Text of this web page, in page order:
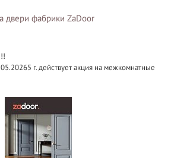
двери фабрики ZaDoor
г. действует акция на межкомнатные